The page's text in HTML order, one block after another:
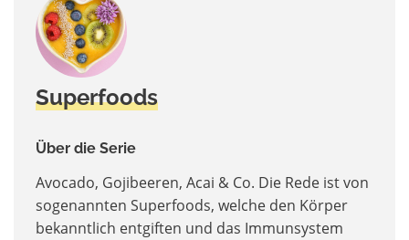
Superfoods
Über die Serie
Avocado, Gojibeeren, Acai & Co. Die Rede ist von
sogenannten Superfoods, welche den Körper
bekanntlich entgiften und das Immunsystem